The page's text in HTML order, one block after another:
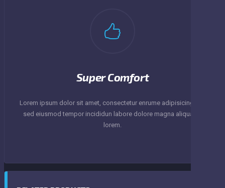
Super Comfort
Lorem ipsum dolor sit amet, consectetur enrume adipisicing elit,
sed eiusmod tempor incididun labore dolore magna aliqua en
lorem.